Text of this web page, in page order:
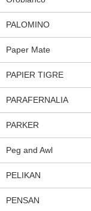
PALOMINO
Paper Mate
PAPIER TIGRE
PARAFERNALIA
PARKER
Peg and Awl
PELIKAN
PENSAN